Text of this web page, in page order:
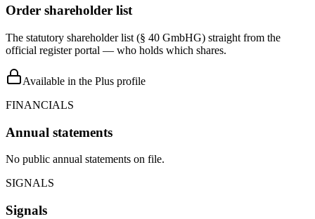
Order shareholder list
The statutory shareholder list (§ 40 GmbHG) straight from the
official register portal — who holds which shares.
Available in the Plus profile
FINANCIALS
Annual statements
No public annual statements on file.
SIGNALS
Signals